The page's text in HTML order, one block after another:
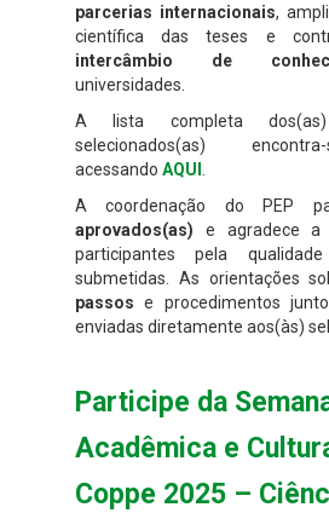
parcerias internacionais,
científica das teses e
intercâmbio de
universidades.
A lista completa dos(as)
selecionados(as)
acessando AQUI .
A coordenação do PEP
aprovados(as) e agradece a
participantes pela
submetidas. As orientações
passos e procedimentos
enviadas diretamente aos(às)
Participe da
Acadêmica e
Coppe 2025 –